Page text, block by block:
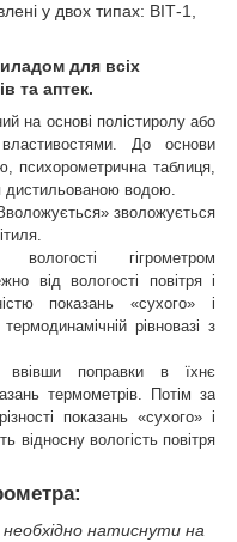
у двох типах: ВІТ-1,
для всіх
та аптек.
на основі полістиролу або
До основи
психорометрична таблиця,
дистильованою водою.
зволожується
гігрометром
від вологості повітря і
показань «сухого» і
рівновазі з
ввівши поправки в їхнє
термометрів. Потім за
показань «сухого» і
відносну вологість повітря
натиснути на